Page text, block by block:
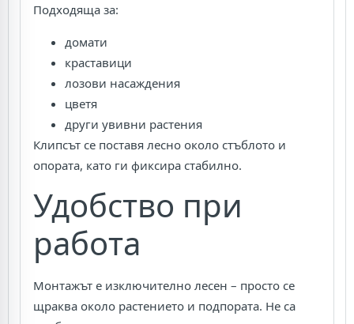
Подходяща за:
домати
краставици
лозови насаждения
цветя
други увивни растения
Клипсът се поставя лесно около стъблото и
опората, като ги фиксира стабилно.
Удобство при
работа
Монтажът е изключително лесен – просто се
щраква около растението и подпората. Не са